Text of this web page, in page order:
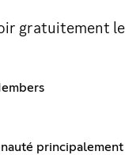
gratuitement